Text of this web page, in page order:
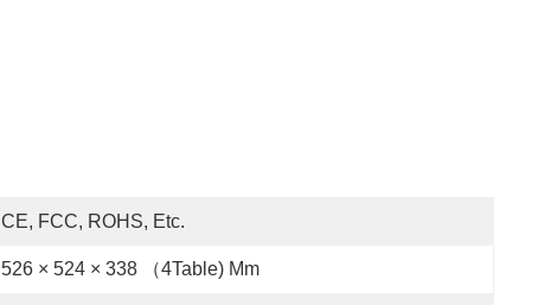
CE, FCC, ROHS, Etc.
526 × 524 × 338 （4Table) Mm